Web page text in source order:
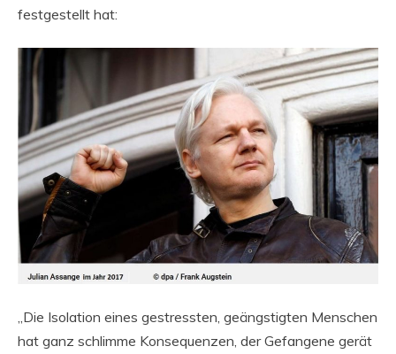
festgestellt hat:
„Die Isolation eines gestressten, geängstigten Menschen
hat ganz schlimme Konsequenzen, der Gefangene gerät